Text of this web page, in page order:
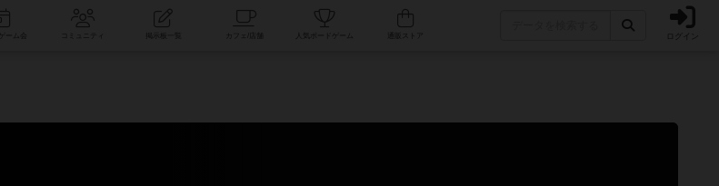
コミュニティ 人気ボードゲーム ログイン